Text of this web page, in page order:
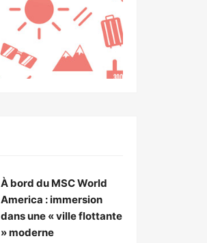
À bord du MSC World
America : immersion
dans une « ville flottante
» moderne